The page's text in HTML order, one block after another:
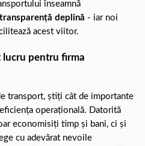
deplină - iar noi
acest viitor.
lucru pentru firma
transport, știți cât de importante
operațională. Datorită
economisiți timp și bani, ci și
cu adevărat nevoile